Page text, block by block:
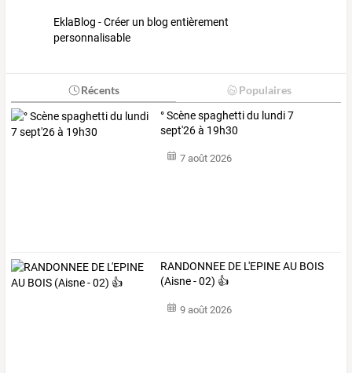
EklaBlog - Créer un blog entièrement
personnalisable
Récents Populaires
° Scène spaghetti du lundi 7
sept'26 à 19h30
7 août 2026
RANDONNEE DE L'EPINE AU BOIS
(Aisne - 02) 👍
9 août 2026